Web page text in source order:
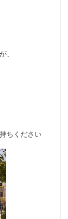
、
ちください